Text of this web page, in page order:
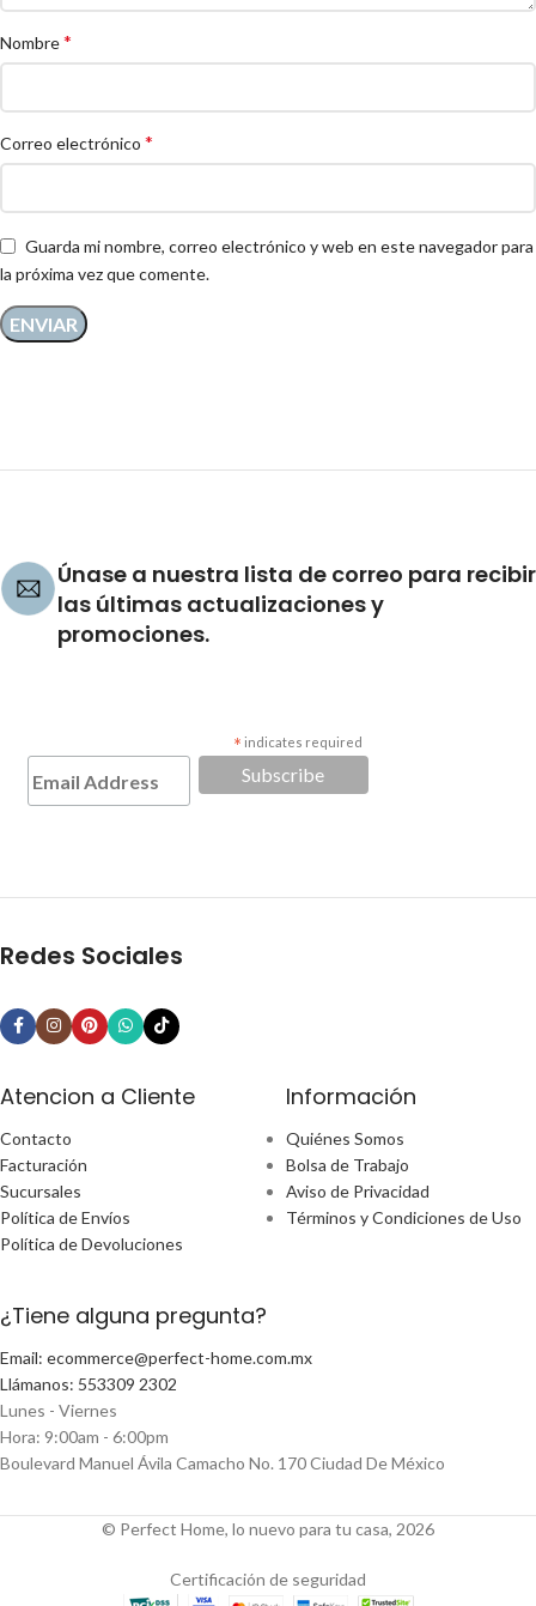
Nombre*
Correo electrónico *
Guarda mi nombre, correo electrónico y web en este navegador para
la próxima vez que comente.
Únase a nuestra lista de correo para recibir
las últimas actualizaciones y
promociones.
* indicates required
Redes Sociales
Atencion a Cliente
Contacto
Facturación
Sucursales
Política de Envíos
Política de Devoluciones
Información
Quiénes Somos
Bolsa de Trabajo
Aviso de Privacidad
Términos y Condiciones de Uso
¿Tiene alguna pregunta?
Email: ecommerce@perfect-home.com.mx
Llámanos: 553309 2302
Lunes - Viernes
Hora: 9:00am - 6:00pm
Boulevard Manuel Ávila Camacho No. 170 Ciudad De México
© Perfect Home, lo nuevo para tu casa, 2026
Certificación de seguridad